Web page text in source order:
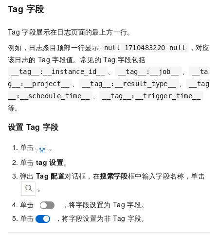
Tag 字段
Tag 字段展示在日志页面的最上方一行。
例如，日志条目顶部一行显示
null 1710483220 null
，对应
该日志的 Tag 字段值。常见的 Tag 字段包括
__tag__:__instance_id__ __tag__:__job__
__ta
g__:__project__
__tag__:__result_type__
__tag
__:__schedule_time__
__tag__:__trigger_time__
等。
设置 Tag 字段
单击
。
单击 tag 设置。
弹出 Tag 配置对话框，在搜索字段框中输入字段名称，单击
。
单击
，将字段设置为 Tag 字段。
单击
，将字段设置为非 Tag 字段。